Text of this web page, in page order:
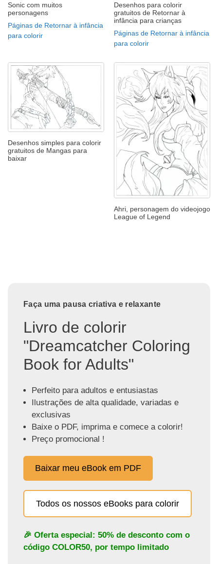
Sonic com muitos
personagens
Páginas de Retornar à infância
para colorir
Desenhos para colorir
gratuitos de Retornar à
infância para crianças
Páginas de Retornar à infância
para colorir
Desenhos simples para colorir
gratuitos de Mangas para
baixar
Ahri, personagem do videojogo
League of Legend
Faça uma pausa criativa e relaxante
Livro de colorir
"Dreamcatcher Coloring
Book for Adults"
Perfeito para adultos e entusiastas
Ilustrações de alta qualidade, variadas e
exclusivas
Baixe o PDF, imprima e comece a colorir!
Preço promocional !
Baixar meu eBook em PDF
Todos os nossos eBooks para colorir
🎉 Oferta especial: 50% de desconto com o
código COLOR50, por tempo limitado